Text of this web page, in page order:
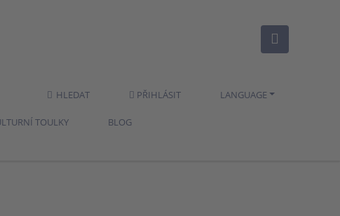
HLEDAT PŘIHLÁSIT LANGUAGE
TOULKY BLOG